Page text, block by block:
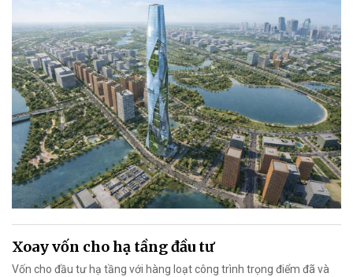
Xoay vốn cho hạ tầng đầu tư
Vốn cho đầu tư hạ tầng với hàng loạt công trình trọng điểm đã và